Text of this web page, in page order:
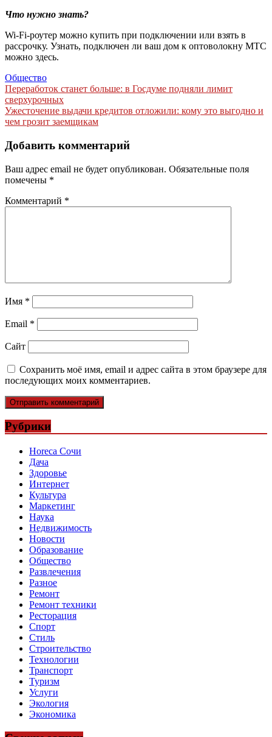
Что нужно знать?
Wi-Fi-роутер можно купить при подключении или взять в
рассрочку. Узнать, подключен ли ваш дом к оптоволокну МТС
можно здесь.
Общество
Навигация
по
записям
Переработок станет больше: в Госдуме подняли лимит
сверхурочных
Ужесточение выдачи кредитов отложили: кому это выгодно и
чем грозит заемщикам
Добавить комментарий
Ваш адрес email не будет опубликован. Обязательные поля
помечены *
Комментарий *
Имя *
Email *
Сайт
Сохранить моё имя, email и адрес сайта в этом браузере для
последующих моих комментариев.
Рубрики
Horeca Сочи
Дача
Здоровье
Интернет
Культура
Маркетинг
Наука
Недвижимость
Новости
Образование
Общество
Развлечения
Разное
Ремонт
Ремонт техники
Ресторация
Спорт
Стиль
Строительство
Технологии
Транспорт
Туризм
Услуги
Экология
Экономика